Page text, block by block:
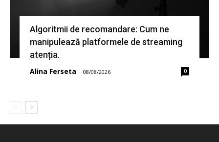
Algoritmii de recomandare: Cum ne
manipulează platformele de streaming
atenția.
Alina Ferseta - 08/08/2026 0